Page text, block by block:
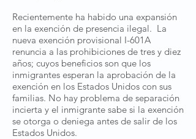
Recientemente ha habido una expansión
en la exención de presencia ilegal. La
nueva exención provisional I-601A
renuncia a las prohibiciones de tres y diez
años; cuyos beneficios son que los
inmigrantes esperan la aprobación de la
exención en los Estados Unidos con sus
familias. No hay problema de separación
incierta y el inmigrante sabe si la exención
se otorga o deniega antes de salir de los
Estados Unidos.